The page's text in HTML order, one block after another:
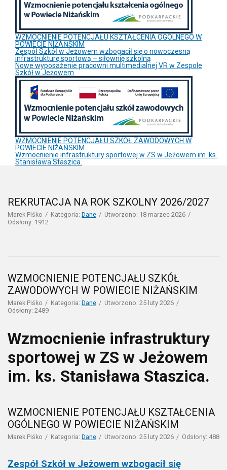
WZMOCNIENIE POTENCJAŁU KSZTAŁCENIA OGÓLNEGO W
POWIECIE NIŻAŃSKIM
Zespół Szkół w Jeżowem wzbogacił się o nowoczesną
infrastrukturę sportową – siłownię szkolną
Nowe wyposażenie pracowni multimedialnej VR w Zespole
Szkół w Jeżowem
WZMOCNIENIE POTENCJAŁU SZKÓŁ ZAWODOWYCH W
POWIECIE NIŻAŃSKIM
Wzmocnienie infrastruktury sportowej w ZS w Jeżowem im. ks.
Stanisława Staszica.
REKRUTACJA NA ROK SZKOLNY 2026/2027
Marek Piśko Kategoria: Dane
Utworzono: 18 marzec 2026
Odsłony: 1912
WZMOCNIENIE POTENCJAŁU SZKÓŁ
ZAWODOWYCH W POWIECIE NIŻAŃSKIM
Marek Piśko Kategoria: Dane
Utworzono: 25 luty 2026
Odsłony: 2489
Wzmocnienie infrastruktury
sportowej w ZS w Jeżowem
im. ks. Stanisława Staszica.
WZMOCNIENIE POTENCJAŁU KSZTAŁCENIA
OGÓLNEGO W POWIECIE NIŻAŃSKIM
Marek Piśko Kategoria: Dane Utworzono: 25 luty 2026 Odsłony: 488
Zespół Szkół w Jeżowem wzbogacił się